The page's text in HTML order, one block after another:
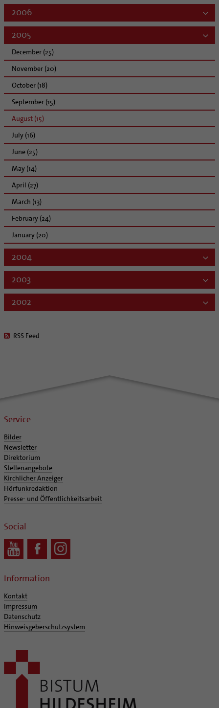
2006
2005
December (25)
November (20)
October (18)
September (15)
August (15)
July (16)
June (25)
May (14)
April (27)
March (13)
February (24)
January (20)
2004
2003
2002
RSS Feed
Service
Bilder
Newsletter
Direktorium
Stellenangebote
Kirchlicher Anzeiger
Hörfunkredaktion
Presse- und Öffentlichkeitsarbeit
Social
Information
Kontakt
Impressum
Datenschutz
Hinweisgeberschutzsystem